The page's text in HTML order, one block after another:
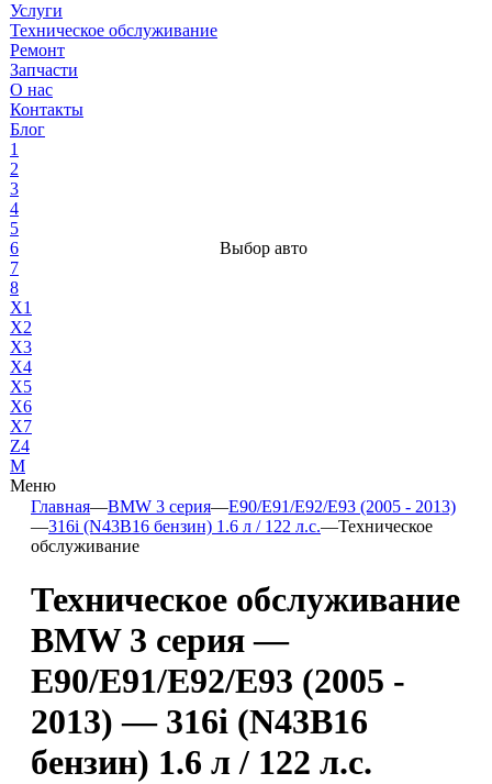
Услуги
Техническое обслуживание
Ремонт
Запчасти
О нас
Контакты
Блог
1
2
3
4
5
6
7
8
X1
X2
X3
X4
X5
X6
X7
Z4
М
Меню
Выбор авто
Главная—BMW 3 серия—E90/E91/E92/E93 (2005 - 2013)
—316i (N43B16 бензин) 1.6 л / 122 л.с.—Техническое
обслуживание
Техническое обслуживание
BMW 3 серия —
E90/E91/E92/E93 (2005 -
2013) — 316i (N43B16
бензин) 1.6 л / 122 л.с.